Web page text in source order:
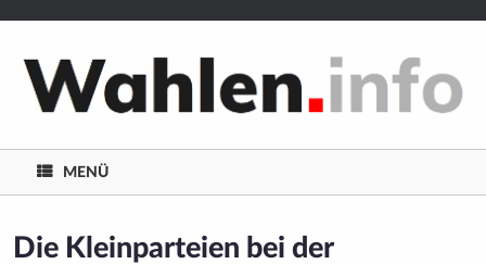
springen
MENÜ
Die Kleinparteien bei der